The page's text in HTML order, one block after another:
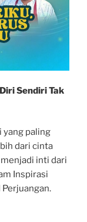
Sendiri Tak
yang paling
dari cinta
inti dari
Inspirasi